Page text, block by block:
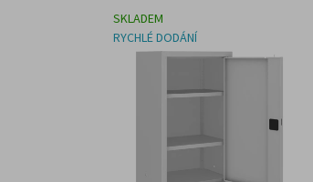
SKLADEM
RYCHLÉ DODÁNÍ